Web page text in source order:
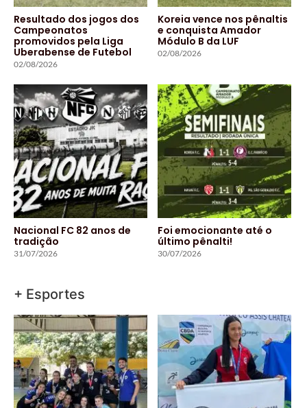
Resultado dos jogos dos
Campeonatos
promovidos pela Liga
Uberabense de Futebol
02/08/2026
Koreia vence nos pênaltis
e conquista Amador
Módulo B da LUF
02/08/2026
Nacional FC 82 anos de
tradição
31/07/2026
Foi emocionante até o
último pênalti!
30/07/2026
+ Esportes